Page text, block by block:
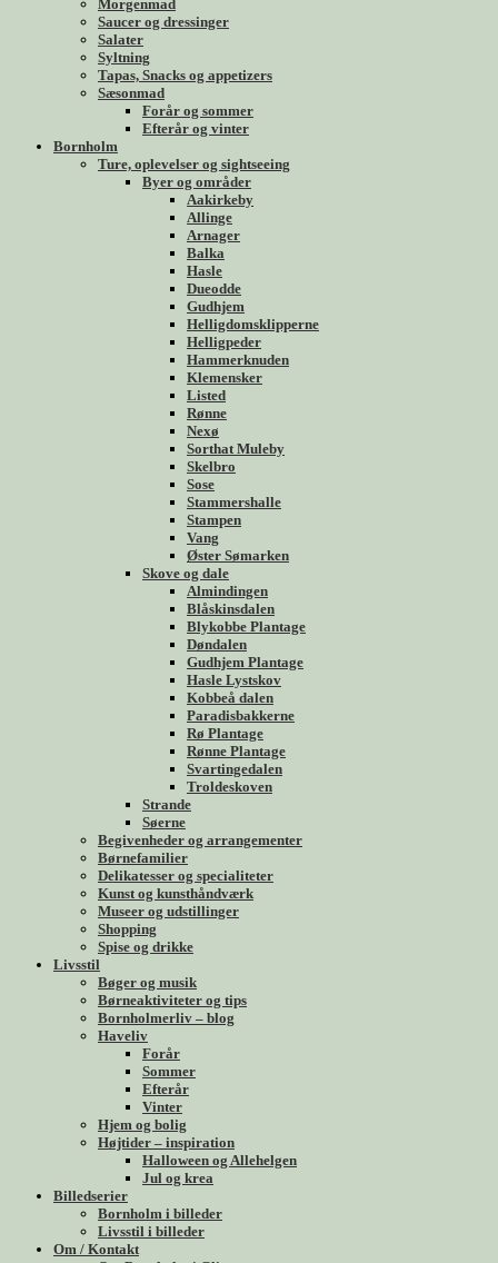
Morgenmad
Saucer og dressinger
Salater
Syltning
Tapas, Snacks og appetizers
Sæsonmad
Forår og sommer
Efterår og vinter
Bornholm
Ture, oplevelser og sightseeing
Byer og områder
Aakirkeby
Allinge
Arnager
Balka
Hasle
Dueodde
Gudhjem
Helligdomsklipperne
Helligpeder
Hammerknuden
Klemensker
Listed
Rønne
Nexø
Sorthat Muleby
Skelbro
Sose
Stammershalle
Stampen
Vang
Øster Sømarken
Skove og dale
Almindingen
Blåskinsdalen
Blykobbe Plantage
Døndalen
Gudhjem Plantage
Hasle Lystskov
Kobbeå dalen
Paradisbakkerne
Rø Plantage
Rønne Plantage
Svartingedalen
Troldeskoven
Strande
Søerne
Begivenheder og arrangementer
Børnefamilier
Delikatesser og specialiteter
Kunst og kunsthåndværk
Museer og udstillinger
Shopping
Spise og drikke
Livsstil
Bøger og musik
Børneaktiviteter og tips
Bornholmerliv – blog
Haveliv
Forår
Sommer
Efterår
Vinter
Hjem og bolig
Højtider – inspiration
Halloween og Allehelgen
Jul og krea
Billedserier
Bornholm i billeder
Livsstil i billeder
Om / Kontakt